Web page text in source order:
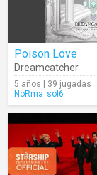
Poison Love
Dreamcatcher
5 años | 39 jugadas
NoRma_sol6